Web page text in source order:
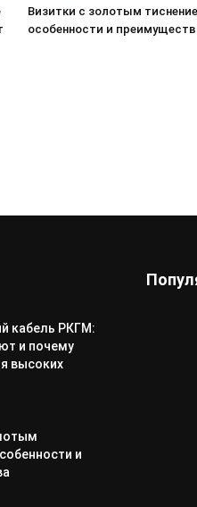
Визитки с золотым
особенности и
кабель РКГМ:
и почему
высоких
и